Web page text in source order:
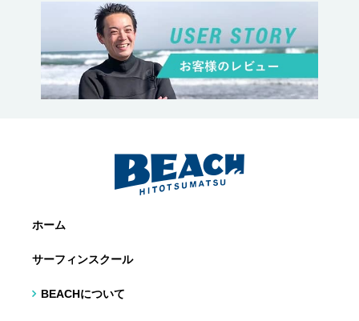
ホーム
サーフィンスクール
BEACHについて